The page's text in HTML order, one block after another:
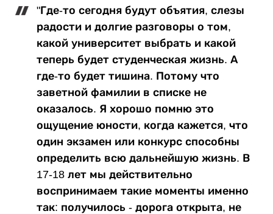
"Где-то сегодня будут объятия, слезы
радости и долгие разговоры о том,
какой университет выбрать и какой
теперь будет студенческая жизнь. А
где-то будет тишина. Потому что
заветной фамилии в списке не
оказалось. Я хорошо помню это
ощущение юности, когда кажется, что
один экзамен или конкурс способны
определить всю дальнейшую жизнь. В
17-18 лет мы действительно
воспринимаем такие моменты именно
так: получилось - дорога открыта, не